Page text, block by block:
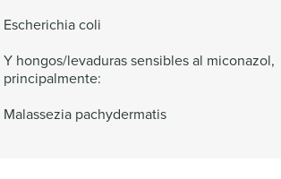
Escherichia coli
Y hongos/levaduras sensibles al miconazol,
principalmente:
Malassezia pachydermatis